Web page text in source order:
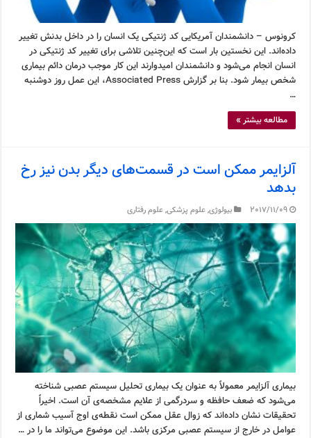
کرونوس – دانشمندان آمریکایی کد ژنتیکی یک انسان را در داخل بدنش تغییر
داده‌اند. این نخستین بار است که این‌چنین تلاشی برای تغییر کد ژنتیکی در
انسان انجام می‌شود و دانشمندان امیدوارند این کار موجب درمان دائم بیماری
شخص بیمار شود. بنا بر گزارش Associated Press، این عمل روز دوشنبه
…
مطالعه بیشتر »
آلزایمر ممکن است در قسمت‌های دیگر بدن نیز رخ
بدهد
2017/11/09 بیولوژی,علوم پزشکی,علوم رفتاری
بیماری آلزایمر معمولاً به عنوان یک بیماری تحلیل سیستم عصبی شناخته
می‌شود که ضعف حافظه و سردرگمی از علایم مشخصه‌ی آن است. اخیراً
تحقیقات نشان داده‌اند که زوال عقل ممکن است نقطه‌ی اوج آسیب شماری از
عوامل در خارج از سیستم عصبی مرکزی باشد. این موضوع می‌تواند ما را در …